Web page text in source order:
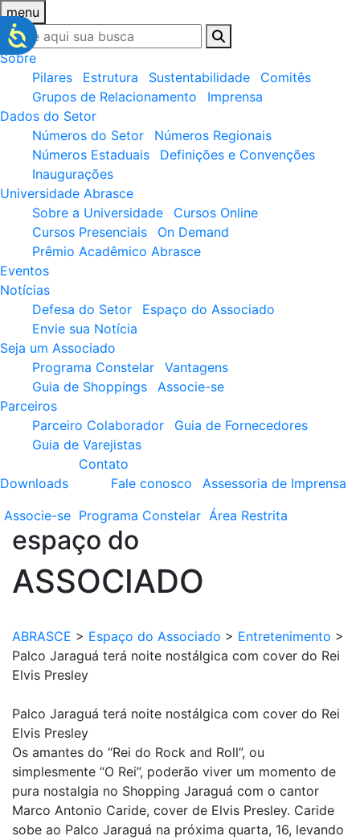
menu
Sobre
Pilares
Estrutura Sustentabilidade
Comitês
Grupos de Relacionamento
Imprensa
Dados do Setor
Números do Setor
Números Regionais
Números Estaduais
Definições e Convenções
Inaugurações
Universidade Abrasce
Sobre a Universidade
Cursos Online
Cursos Presenciais
On Demand
Prêmio Acadêmico Abrasce
Eventos
Notícias
Defesa do Setor
Espaço do Associado
Envie sua Notícia
Seja um Associado
Programa Constelar
Vantagens
Guia de Shoppings
Associe-se
Parceiros
Parceiro Colaborador
Guia de Fornecedores
Guia de Varejistas
Downloads
Contato
Fale conosco
Assessoria de Imprensa
Associe-se Programa Constelar Área Restrita
espaço do
ASSOCIADO
ABRASCE > Espaço do Associado > Entretenimento >
Palco Jaraguá terá noite nostálgica com cover do Rei
Elvis Presley
Palco Jaraguá terá noite nostálgica com cover do Rei
Elvis Presley
Os amantes do “Rei do Rock and Roll”, ou
simplesmente “O Rei”, poderão viver um momento de
pura nostalgia no Shopping Jaraguá com o cantor
Marco Antonio Caride, cover de Elvis Presley. Caride
sobe ao Palco Jaraguá na próxima quarta, 16, levando